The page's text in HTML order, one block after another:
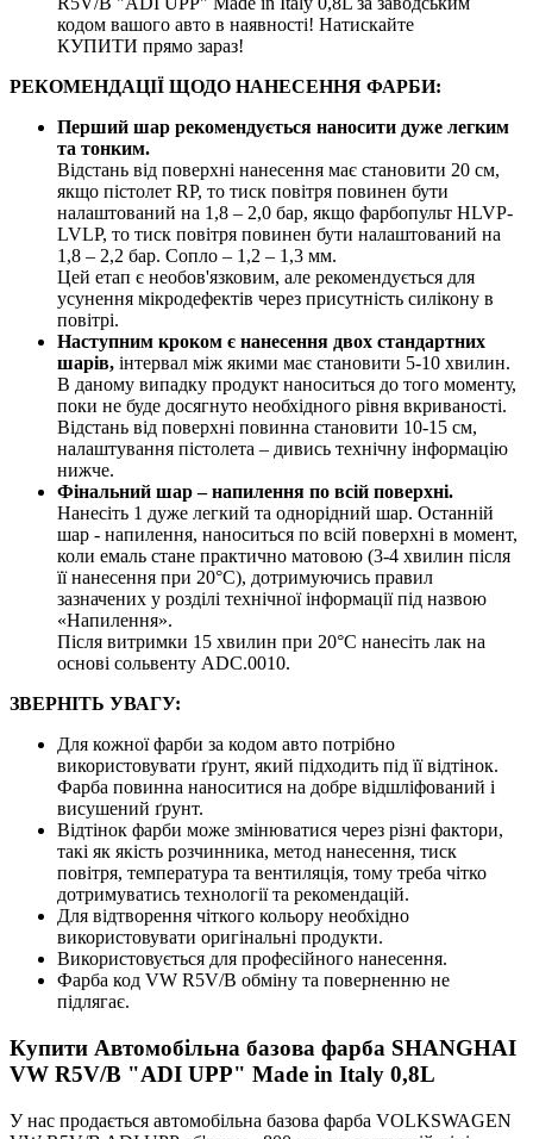
кодом вашого авто в наявності! Натискайте
КУПИТИ прямо зараз!
РЕКОМЕНДАЦІЇ ЩОДО НАНЕСЕННЯ ФАРБИ:
Перший шар рекомендується наносити дуже легким
та тонким.
Відстань від поверхні нанесення має становити 20 см,
якщо пістолет RP, то тиск повітря повинен бути
налаштований на 1,8 – 2,0 бар, якщо фарбопульт HLVP-
LVLP, то тиск повітря повинен бути налаштований на
1,8 – 2,2 бар. Сопло – 1,2 – 1,3 мм.
Цей етап є необов'язковим, але рекомендується для
усунення мікродефектів через присутність силікону в
повітрі.
Наступним кроком є нанесення двох стандартних
шарів, інтервал між якими має становити 5-10 хвилин.
В даному випадку продукт наноситься до того моменту,
поки не буде досягнуто необхідного рівня вкриваності.
Відстань від поверхні повинна становити 10-15 см,
налаштування пістолета – дивись технічну інформацію
нижче.
Фінальний шар – напилення по всій поверхні.
Нанесіть 1 дуже легкий та однорідний шар. Останній
шар - напилення, наноситься по всій поверхні в момент,
коли емаль стане практично матовою (3-4 хвилин після
її нанесення при 20°C), дотримуючись правил
зазначених у розділі технічної інформації під назвою
«Напилення».
Після витримки 15 хвилин при 20°C нанесіть лак на
основі сольвенту ADC.0010.
ЗВЕРНІТЬ УВАГУ:
Для кожної фарби за кодом авто потрібно
використовувати ґрунт, який підходить під її відтінок.
Фарба повинна наноситися на добре відшліфований і
висушений ґрунт.
Відтінок фарби може змінюватися через різні фактори,
такі як якість розчинника, метод нанесення, тиск
повітря, температура та вентиляція, тому треба чітко
дотримуватись технології та рекомендацій.
Для відтворення чіткого кольору необхідно
використовувати оригінальні продукти.
Використовується для професійного нанесення.
Фарба код VW R5V/B обміну та поверненню не
підлягає.
Купити Автомобільна базова фарба SHANGHAI
VW R5V/B "ADI UPP" Made in Italy 0,8L
У нас продається автомобільна базова фарба VOLKSWAGEN